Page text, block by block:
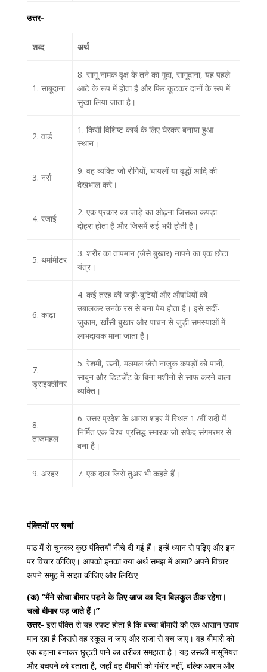
उत्तर-
शब्द अर्थ
1. साबूदाना
8. सागू नामक वृक्ष के तने का गूदा, सागूदाना, यह पहले
आटे के रूप में होता है और फिर कूटकर दानों के रूप में
सुखा लिया जाता है।
2. वार्ड
1. किसी विशिष्ट कार्य के लिए घेरकर बनाया हुआ
स्थान।
3. नर्स
9. वह व्यक्ति जो रोगियों, घायलों या वृद्धों आदि की
देखभाल करे।
4. रजाई
2. एक प्रकार का जाड़े का ओढ़ना जिसका कपड़ा
दोहरा होता है और जिसमें रुई भरी होती है।
5. थर्मामीटर
3. शरीर का तापमान (जैसे बुखार) नापने का एक छोटा
यंत्र।
6. काढ़ा
4. कई तरह की जड़ी-बूटियों और औषधियों को
उबालकर उनके रस से बना पेय होता है। इसे सर्दी-
जुकाम, खाँसी बुखार और पाचन से जुड़ी समस्याओं में
लाभदायक माना जाता है।
7.
ड्राइक्लीनर
5. रेशमी, ऊनी, मलमल जैसे नाजुक कपड़ों को पानी,
साबुन और डिटर्जेंट के बिना मशीनों से साफ करने वाला
व्यक्ति।
8.
ताजमहल
6. उत्तर प्रदेश के आगरा शहर में स्थित 17वीं सदी में
निर्मित एक विश्व-प्रसिद्ध स्मारक जो सफेद संगमरमर से
बना है।
9. अरहर 7. एक दाल जिसे तुअर भी कहते हैं।
पंक्तियों पर चर्चा
पाठ में से चुनकर कुछ पंक्तियाँ नीचे दी गई हैं। इन्हें ध्यान से पढ़िए और इन
पर विचार कीजिए। आपको इनका क्या अर्थ समझ में आया? अपने विचार
अपने समूह में साझा कीजिए और लिखिए-
(क) “मैंने सोचा बीमार पड़ने के लिए आज का दिन बिलकुल ठीक रहेगा।
चलो बीमार पड़ जाते हैं।”
उत्तर- इस पंक्ति से यह स्पष्ट होता है कि बच्चा बीमारी को एक आसान उपाय
मान रहा है जिससे वह स्कूल न जाए और सजा से बच जाए। वह बीमारी को
एक बहाना बनाकर छुट्टी पाने का तरीका समझता है। यह उसकी मासूमियत
और बचपने को बताता है, जहाँ वह बीमारी को गंभीर नहीं, बल्कि आराम और